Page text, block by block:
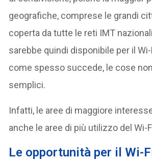
geografiche, comprese le grandi
coperta da tutte le reti IMT
sarebbe quindi disponibile per il Wi-
come spesso succede, le cose
semplici.
Infatti, le aree di maggiore
anche le aree di più utilizzo del Wi-
Le opportunità per il Wi-